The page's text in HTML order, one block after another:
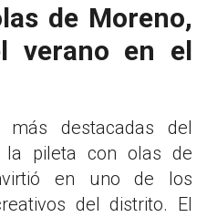
de Moreno,
verano en el
destacadas del
la pileta con olas de
en uno de los
del distrito. El